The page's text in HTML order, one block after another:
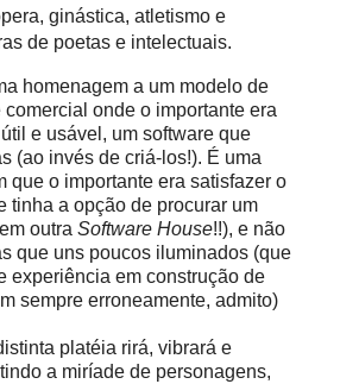
ginástica, atletismo e
de poetas e intelectuais.
homenagem a um modelo de
onde o importante era
e usável, um software que
(ao invés de criá-los!). É uma
que o importante era satisfazer o
tinha a opção de procurar um
outra Software House!!), e não
que uns poucos iluminados (que
experiência em construção de
sempre erroneamente, admito)
platéia rirá, vibrará e
a miríade de personagens,